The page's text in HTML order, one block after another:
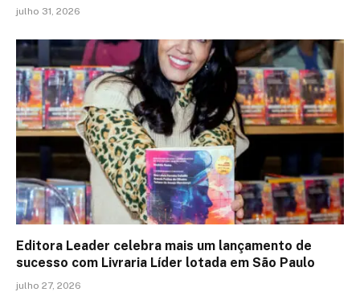
julho 31, 2026
Editora Leader celebra mais um lançamento de
sucesso com Livraria Líder lotada em São Paulo
julho 27, 2026